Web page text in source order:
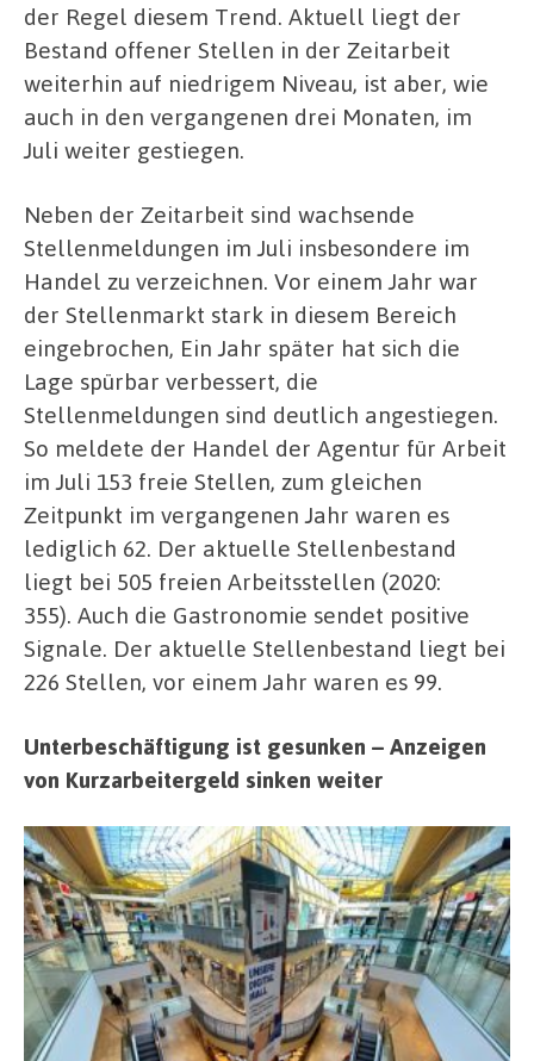
der Regel diesem Trend. Aktuell liegt der
Bestand offener Stellen in der Zeitarbeit
weiterhin auf niedrigem Niveau, ist aber, wie
auch in den vergangenen drei Monaten, im
Juli weiter gestiegen.
Neben der Zeitarbeit sind wachsende
Stellenmeldungen im Juli insbesondere im
Handel zu verzeichnen. Vor einem Jahr war
der Stellenmarkt stark in diesem Bereich
eingebrochen, Ein Jahr später hat sich die
Lage spürbar verbessert, die
Stellenmeldungen sind deutlich angestiegen.
So meldete der Handel der Agentur für Arbeit
im Juli 153 freie Stellen, zum gleichen
Zeitpunkt im vergangenen Jahr waren es
lediglich 62. Der aktuelle Stellenbestand
liegt bei 505 freien Arbeitsstellen (2020:
355). Auch die Gastronomie sendet positive
Signale. Der aktuelle Stellenbestand liegt bei
226 Stellen, vor einem Jahr waren es 99.
Unterbeschäftigung ist gesunken – Anzeigen
von Kurzarbeitergeld sinken weiter